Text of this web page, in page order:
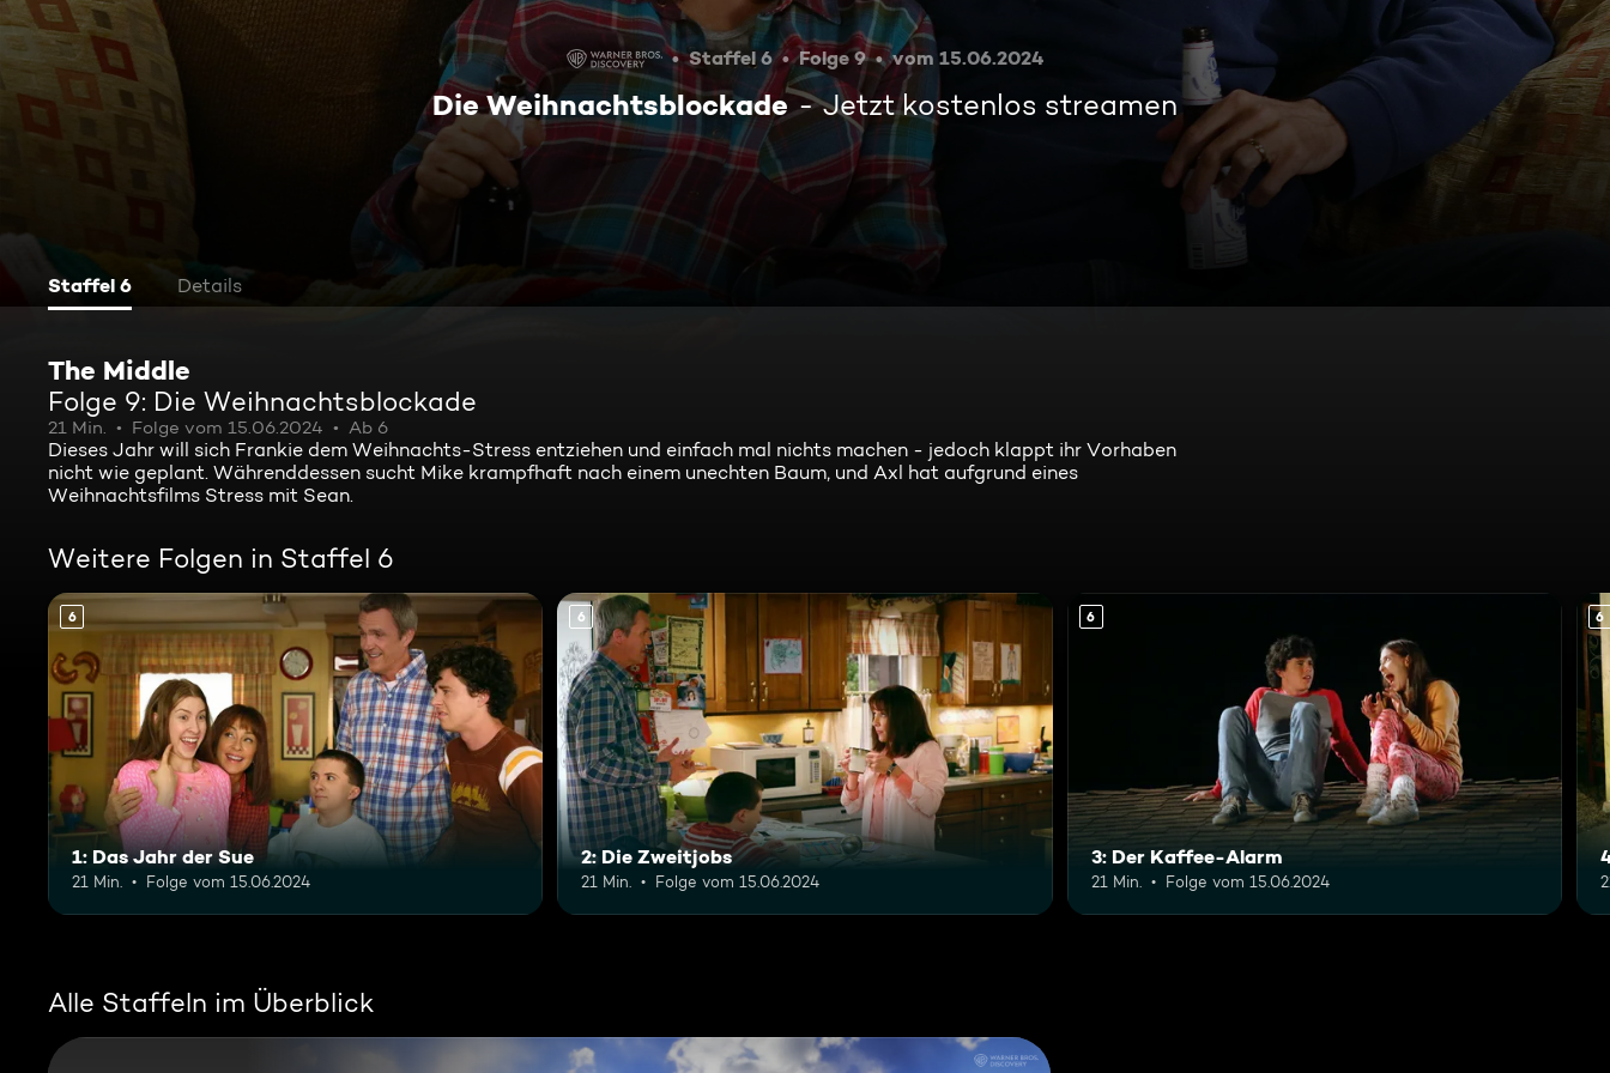
Staffel 6 Folge 9 vom 15.06.2024
Die Weihnachtsblockade Jetzt kostenlos streamen
Staffel 6 Details
The Middle
Folge 9: Die Weihnachtsblockade
21 Min. Folge vom 15.06.2024 Ab 6
Dieses Jahr will sich Frankie dem Weihnachts-Stress entziehen und einfach mal nichts machen - jedoch klappt ihr Vorhaben
nicht wie geplant. Währenddessen sucht Mike krampfhaft nach einem unechten Baum, und Axl hat aufgrund eines
Weihnachtsfilms Stress mit Sean.
Weitere Folgen in Staffel 6
6
1: Das Jahr der Sue
21 Min. Folge vom 15.06.2024
6
2: Die Zweitjobs
21 Min. Folge vom 15.06.2024
6
3: Der Kaffee-Alarm
21 Min. Folge vom 15.06.2024
6
Alle Staffeln im Überblick